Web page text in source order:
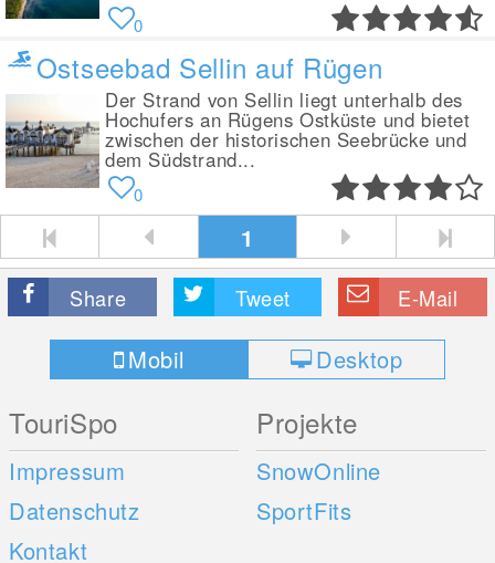
0
Ostseebad Sellin auf Rügen
Der Strand von Sellin liegt unterhalb des
Hochufers an Rügens Ostküste und bietet
zwischen der historischen Seebrücke und
dem Südstrand...
0
1
Share Tweet E-Mail
Mobil Desktop
TouriSpo
Impressum
Datenschutz
Kontakt
Projekte
SnowOnline
SportFits